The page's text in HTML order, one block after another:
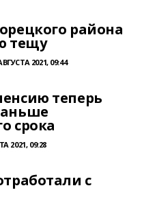
района
тещу
2021, 09:44
теперь
срока
2021, 09:28
с